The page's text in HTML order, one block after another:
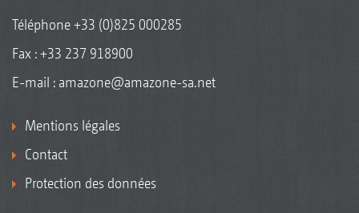
Téléphone+33 (0)825 000285
Fax : +33 237 918900
E-mail : amazone@amazone-sa.net
Mentions légales
Contact
Protection des données